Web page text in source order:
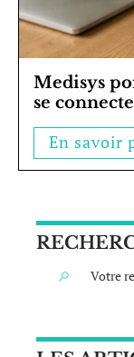
Medisys
se
En savoir